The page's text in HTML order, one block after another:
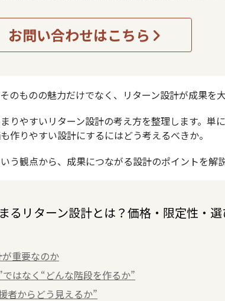
お問い合わせはこちら
のものの魅力だけでなく、リターン設計が成果を大
りやすいリターン設計の考え方を整理します。単
作りやすい設計にするにはどう考えるべきか。
う観点から、成果につながる設計のポイントを解説
リターン設計とは？価格・限定性・
重要なのか
はなく“どんな階段を作るか”
者からどう見えるか”